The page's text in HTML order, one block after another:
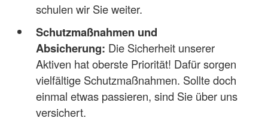
schulen wir Sie weiter.
Schutzmaßnahmen und
Absicherung: Die Sicherheit unserer
Aktiven hat oberste Priorität! Dafür sorgen
vielfältige Schutzmaßnahmen. Sollte doch
einmal etwas passieren, sind Sie über uns
versichert.